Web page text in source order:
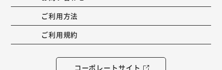
ご利用方法
ご利用規約
コーポレートサイト